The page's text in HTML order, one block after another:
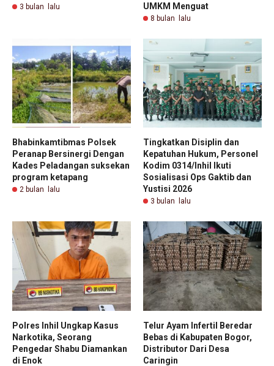
3 bulan lalu
UMKM Menguat
8 bulan lalu
Bhabinkamtibmas Polsek
Peranap Bersinergi Dengan
Kades Peladangan suksekan
program ketapang
2 bulan lalu
Tingkatkan Disiplin dan
Kepatuhan Hukum, Personel
Kodim 0314/Inhil Ikuti
Sosialisasi Ops Gaktib dan
Yustisi 2026
3 bulan lalu
Polres Inhil Ungkap Kasus
Narkotika, Seorang
Pengedar Shabu Diamankan
di Enok
Telur Ayam Infertil Beredar
Bebas di Kabupaten Bogor,
Distributor Dari Desa
Caringin